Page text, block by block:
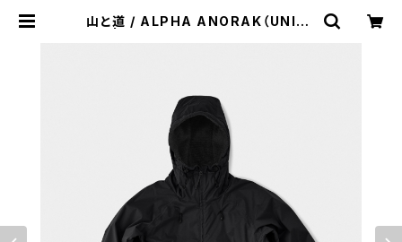
山と道 / ALPHA ANORAK（UNISE